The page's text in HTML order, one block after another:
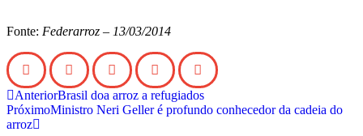
Fonte: Federarroz – 13/03/2014
AnteriorBrasil doa arroz a refugiados
PróximoMinistro Neri Geller é profundo conhecedor da cadeia do
arroz